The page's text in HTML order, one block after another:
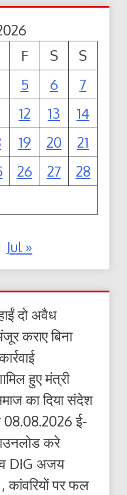
F S
S
5 6
7
12 13
14
19 20
21
26 27
28
Jul »
दो अवैध
कराए बिना
हुए मंत्री
का दिया संदेश
ई-
करे
DIG अजय
पर फल